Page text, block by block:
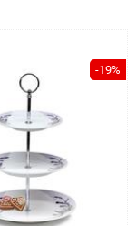
-19%